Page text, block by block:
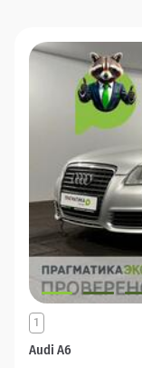
Audi A6
1